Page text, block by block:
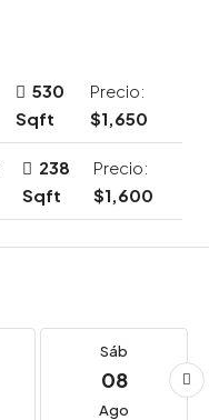
530
Sqft
Precio:
$1,650
238
Sqft
Precio:
$1,600
Sáb
08
Ago